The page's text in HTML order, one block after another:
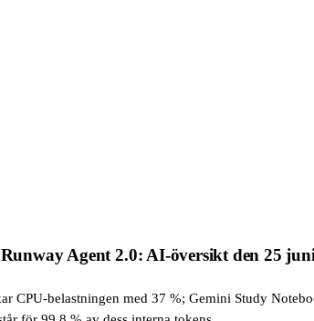
Agent 2.0: AI-översikt den 25
CPU-belastningen med 37 %; Gemini Study